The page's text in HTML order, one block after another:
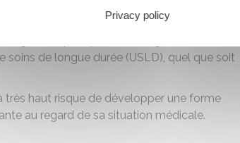
soit leur âge
pour personnes âgées
soins de longue durée (USLD), quel que soit
haut risque de développer une forme
au regard de sa situation médicale.
Privacy policy